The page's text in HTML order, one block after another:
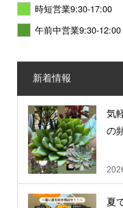
時短営業9:30-17:00
午前中営業9:30-12:00
新着情報
気
の
夏